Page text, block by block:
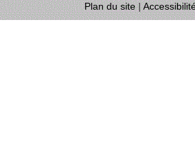
Plan du site|